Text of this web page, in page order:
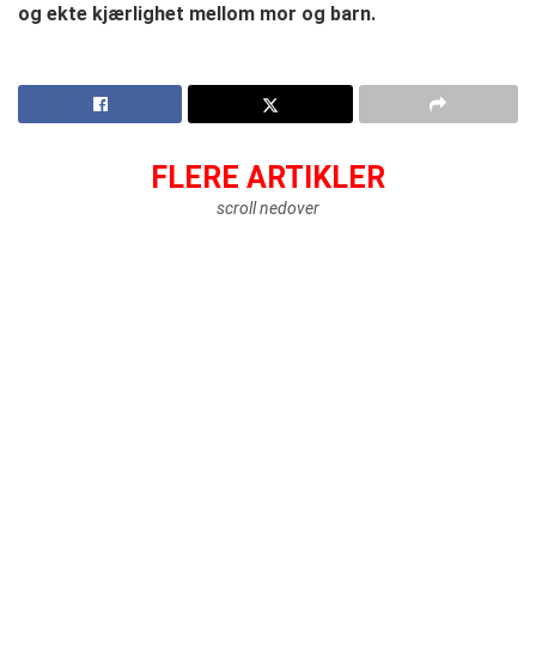
og ekte kjærlighet mellom mor og barn.
FLERE ARTIKLER
scroll nedover